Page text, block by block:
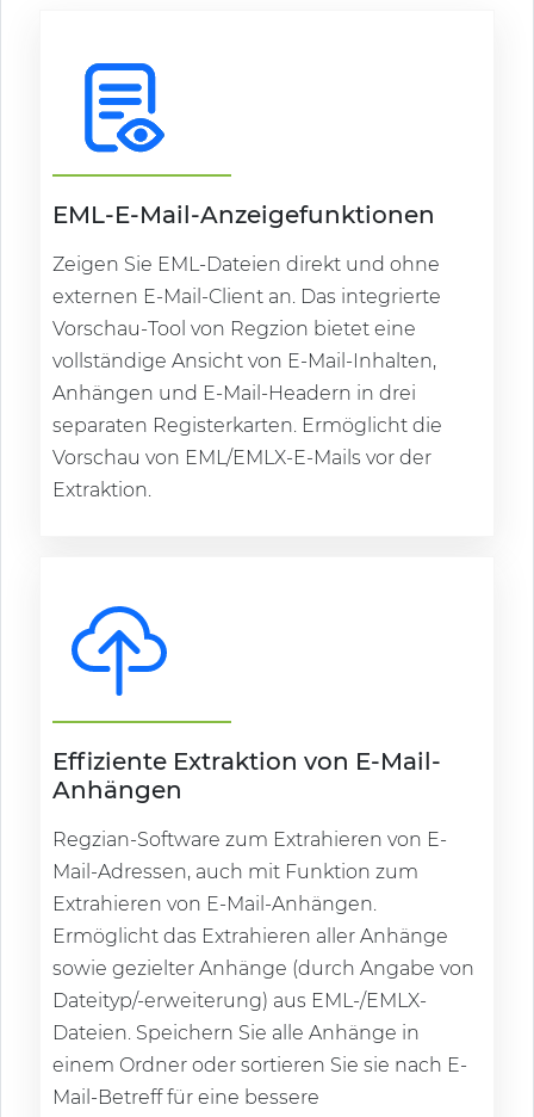
EML-E-Mail-Anzeigefunktionen
Zeigen Sie EML-Dateien direkt und ohne
externen E-Mail-Client an. Das integrierte
Vorschau-Tool von Regzion bietet eine
vollständige Ansicht von E-Mail-Inhalten,
Anhängen und E-Mail-Headern in drei
separaten Registerkarten. Ermöglicht die
Vorschau von EML/EMLX-E-Mails vor der
Extraktion.
Effiziente Extraktion von E-Mail-
Anhängen
Regzian-Software zum Extrahieren von E-
Mail-Adressen, auch mit Funktion zum
Extrahieren von E-Mail-Anhängen.
Ermöglicht das Extrahieren aller Anhänge
sowie gezielter Anhänge (durch Angabe von
Dateityp/-erweiterung) aus EML-/EMLX-
Dateien. Speichern Sie alle Anhänge in
einem Ordner oder sortieren Sie sie nach E-
Mail-Betreff für eine bessere